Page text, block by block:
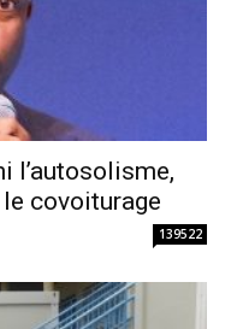
l’autosolisme,
covoiturage
139522